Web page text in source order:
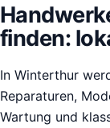
finden:
In Winterthur
Reparaturen,
Wartung und